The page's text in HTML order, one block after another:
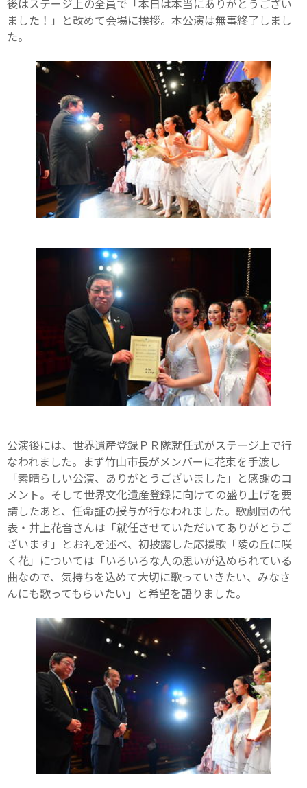
ました！」と改めて会場に挨拶。本公演は無事終了しまし
た。
公演後には、世界遺産登録ＰＲ隊就任式がステージ上で行
なわれました。まず竹山市長がメンバーに花束を手渡し
「素晴らしい公演、ありがとうございました」と感謝のコ
メント。そして世界文化遺産登録に向けての盛り上げを要
請したあと、任命証の授与が行なわれました。歌劇団の代
表・井上花音さんは「就任させていただいてありがとうご
ざいます」とお礼を述べ、初披露した応援歌「陵の丘に咲
く花」については「いろいろな人の思いが込められている
曲なので、気持ちを込めて大切に歌っていきたい、みなさ
んにも歌ってもらいたい」と希望を語りました。